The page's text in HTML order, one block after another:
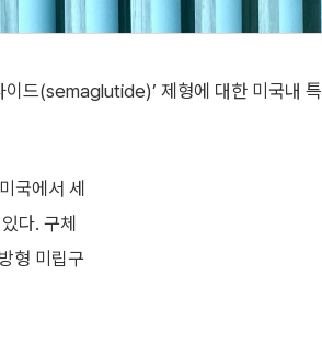
이드(semaglutide)’ 제형에 대한 미국내 특
국에서 세
다. 구체
형 미립구